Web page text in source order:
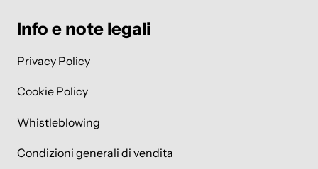
Info e note legali
Privacy Policy
Cookie Policy
Whistleblowing
Condizioni generali di vendita